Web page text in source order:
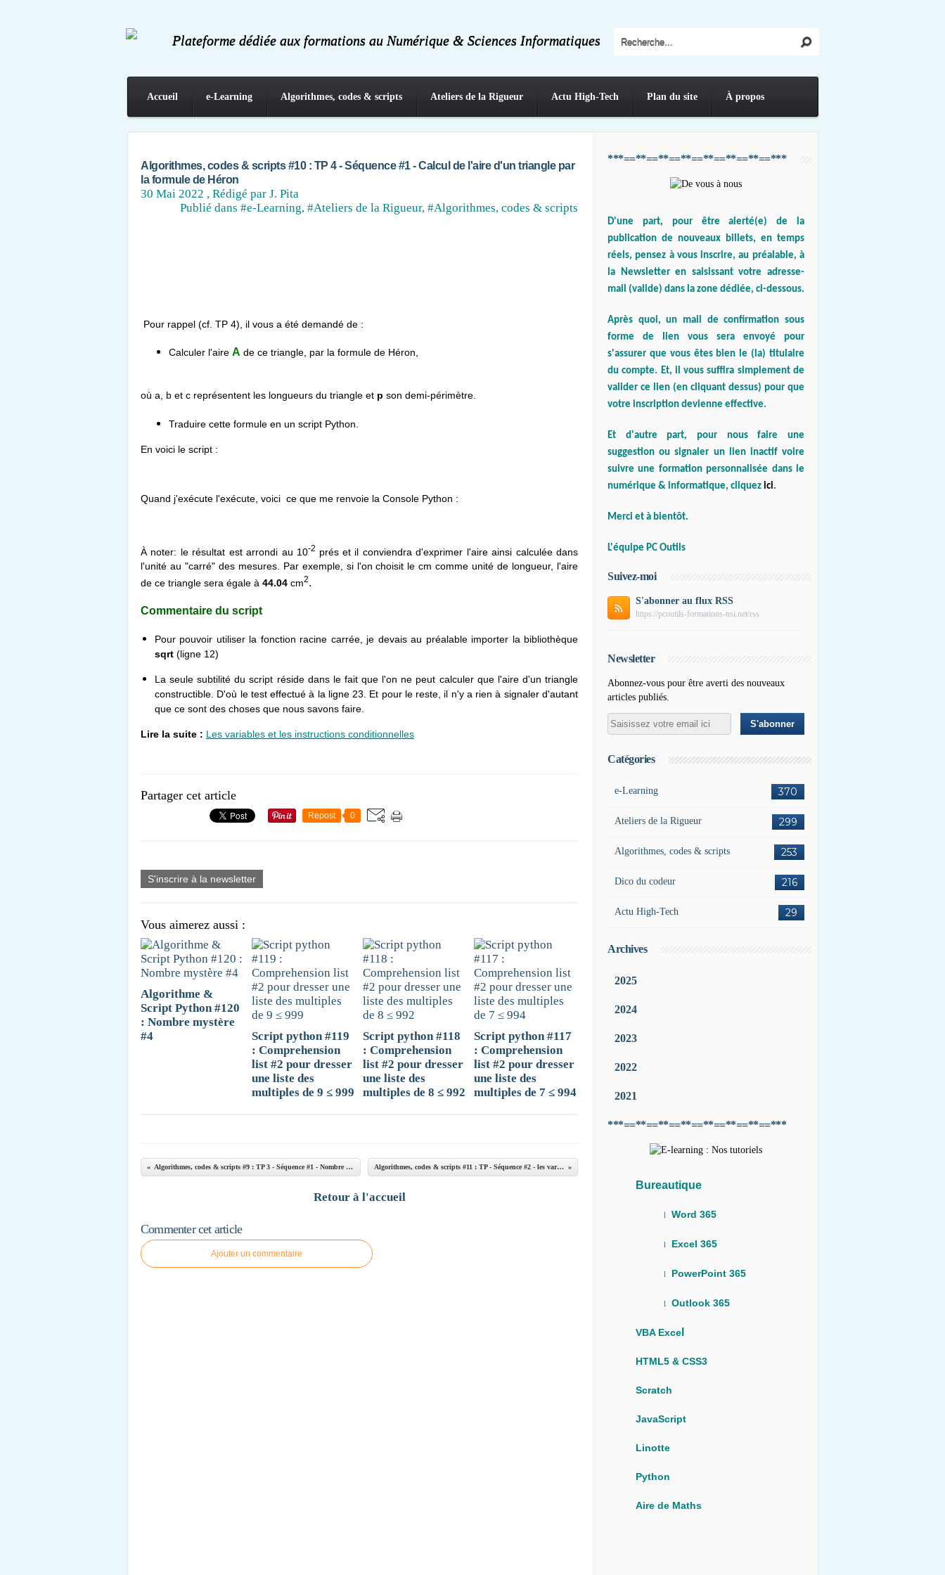
Plateforme dédiée aux formations au Numérique & Sciences Informatiques
Accueil e-Learning Algorithmes, codes & scripts Ateliers de la Rigueur Actu High-Tech Plan du site À propos
Algorithmes, codes & scripts #10 : TP 4 - Séquence #1 - Calcul de l'aire d'un triangle par
la formule de Héron
30 Mai 2022 , Rédigé par J. Pita
Publié dans #e-Learning, #Ateliers de la Rigueur, #Algorithmes, codes & scripts
Pour rappel (cf. TP 4), il vous a été demandé de :
Calculer l'aire A de ce triangle, par la formule de Héron,
où a, b et c représentent les longueurs du triangle et p son demi-périmètre.
Traduire cette formule en un script Python.
En voici le script :
Quand j'exécute l'exécute, voici ce que me renvoie la Console Python :
À noter: le résultat est arrondi au 10-2 prés et il conviendra d'exprimer l'aire ainsi calculée dans
l'unité au "carré" des mesures. Par exemple, si l'on choisit le cm comme unité de longueur, l'aire
de ce triangle sera égale à 44.04 cm2.
Commentaire du script
Pour pouvoir utiliser la fonction racine carrée, je devais au préalable importer la bibliothèque
sqrt (ligne 12)
La seule subtilité du script réside dans le fait que l'on ne peut calculer que l'aire d'un triangle
constructible. D'où le test effectué à la ligne 23. Et pour le reste, il n'y a rien à signaler d'autant
que ce sont des choses que nous savons faire.
Lire la suite : Les variables et les instructions conditionnelles
Partager cet article
Repost 0
S'inscrire à la newsletter
Vous aimerez aussi :
Algorithme &
Script Python #120
: Nombre mystère
#4
Script python #119
: Comprehension
list #2 pour dresser
une liste des
multiples de 9 ≤ 999
Script python #118
: Comprehension
list #2 pour dresser
une liste des
multiples de 8 ≤ 992
Script python #117
: Comprehension
list #2 pour dresser
une liste des
multiples de 7 ≤ 994
Algorithmes, codes & scripts #9 : TP 3 - Séquence #1 - Nombre pair, nombre impair, ...multiple de 3 ? Algorithmes, codes & scripts #11 : TP - Séquence #2 - les variables & instructions conditionnelles
Retour à l'accueil
Commenter cet article
Ajouter un commentaire
***==**==**==**==**==**==**==***
D'une part, pour être alerté(e) de la
publication de nouveaux billets, en temps
réels, pensez à vous inscrire, au préalable, à
la Newsletter en saisissant votre adresse-
mail (valide) dans la zone dédiée, ci-dessous.
Après quoi, un mail de confirmation sous
forme de lien vous sera envoyé pour
s'assurer que vous êtes bien le (la) titulaire
du compte. Et, il vous suffira simplement de
valider ce lien (en cliquant dessus) pour que
votre inscription devienne effective.
Et d'autre part, pour nous faire une
suggestion ou signaler un lien inactif voire
suivre une formation personnalisée dans le
numérique & informatique, cliquez ici.
Merci et à bientôt.
L'équipe PC Outils
Suivez-moi
S'abonner au flux RSS
https://pcoutils-formations-nsi.net/rss
Newsletter
Abonnez-vous pour être averti des nouveaux
articles publiés.
Catégories
370
e-Learning
299
Ateliers de la Rigueur
253
Algorithmes, codes & scripts
216
Dico du codeur
29
Actu High-Tech
Archives
2025
2024
2023
2022
2021
***==**==**==**==**==**==**==***
Bureautique
l Word 365
l Excel 365
l PowerPoint 365
l Outlook 365
VBA Exce
HTML5 & CSS3
Scratch
JavaScript
Linotte
Python
Aire de Maths